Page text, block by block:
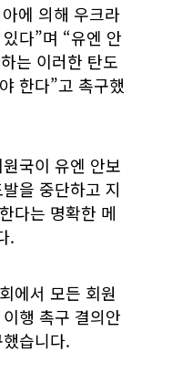
에 의해 우크라
다”며 “유엔 안
는 이러한 탄도
한다”고 촉구했
국이 유엔 안보
을 중단하고 지
다는 명확한 메
.
에서 모든 회원
행 촉구 결의안
습니다.